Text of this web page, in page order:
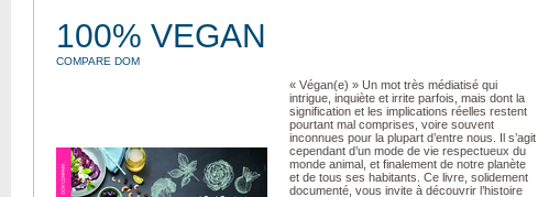
100% VEGAN
COMPARE DOM
« Végan(e) » Un mot très médiatisé qui
intrigue, inquiète et irrite parfois, mais dont la
signification et les implications réelles restent
pourtant mal comprises, voire souvent
inconnues pour la plupart d’entre nous. Il s’agit
cependant d’un mode de vie respectueux du
monde animal, et finalement de notre planète
et de tous ses habitants. Ce livre, solidement
documenté, vous invite à découvrir l’histoire